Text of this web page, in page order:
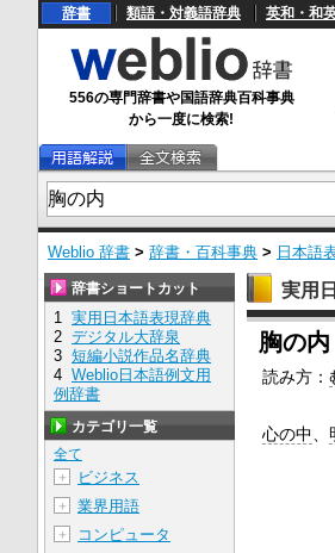
辞書 類語・対義語辞典 英和・和
556の専門辞書や国語辞典百科事典
から一度に検索!
Weblio 辞書 > 辞書・百科事典 > 日本語
実用
胸の内
読み方：
心の中
辞書ショートカット
1 実用日本語表現辞典
2 デジタル大辞泉
3 短編小説作品名辞典
4 Weblio日本語例文用
例辞書
カテゴリ一覧
全て
＋
ビジネス
＋ 業界用語
＋ コンピュータ